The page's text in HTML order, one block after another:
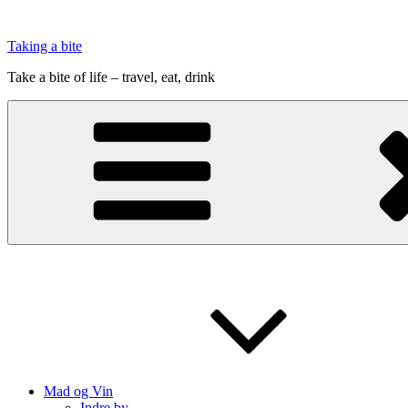
indhold
Taking a bite
Take a bite of life – travel, eat, drink
Mad og Vin